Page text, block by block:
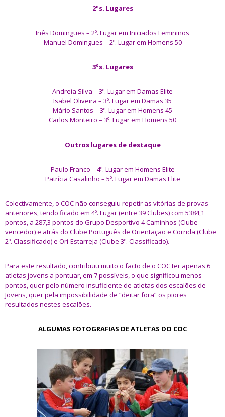
2ºs. Lugares
Inês Domingues – 2º. Lugar em Iniciados Femininos
Manuel Domingues – 2º. Lugar em Homens 50
3ºs. Lugares
Andreia Silva – 3º. Lugar em Damas Elite
Isabel Oliveira – 3º. Lugar em Damas 35
Mário Santos – 3º. Lugar em Homens 45
Carlos Monteiro – 3º. Lugar em Homens 50
Outros lugares de destaque
Paulo Franco – 4º. Lugar em Homens Elite
Patrícia Casalinho – 5º. Lugar em Damas Elite
Colectivamente, o COC não conseguiu repetir as vitórias de provas
anteriores, tendo ficado em 4º. Lugar (entre 39 Clubes) com 5384,1
pontos, a 287,3 pontos do Grupo Desportivo 4 Caminhos (Clube
vencedor) e atrás do Clube Português de Orientação e Corrida (Clube
2º. Classificado) e Ori-Estarreja (Clube 3º. Classificado).
Para este resultado, contribuiu muito o facto de o COC ter apenas 6
atletas jovens a pontuar, em 7 possíveis, o que significou menos
pontos, quer pelo número insuficiente de atletas dos escalões de
Jovens, quer pela impossibilidade de “deitar fora” os piores
resultados nestes escalões.
ALGUMAS FOTOGRAFIAS DE ATLETAS DO COC